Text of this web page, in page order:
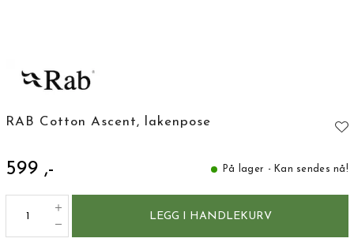
RAB Cotton Ascent, lakenpose
599 ,- På lager - Kan sendes nå!
LEGG I HANDLEKURV